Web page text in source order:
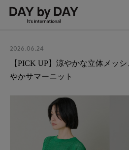
2026.06.24
【PICK UP】涼やかな立体メッ
やかサマーニット